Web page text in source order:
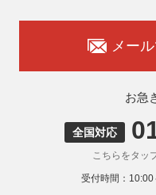
は、適切なサービスをご
弊社ウェブサイトでは、
状況の分析のために
る個人情報の取得はして
9. 外国にある第三者への
お客様の個人情報を下記
る場合があります。
提供先の所在国の名称：
当該外国における個人情
メー
お急
全国対応
こちらをタッ
受付時間：10:00